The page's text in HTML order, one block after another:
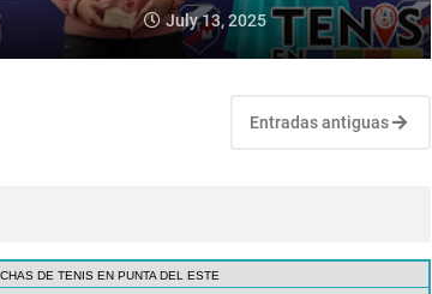
July 13, 2025
Entradas antiguas
DE TENIS EN PUNTA DEL ESTE